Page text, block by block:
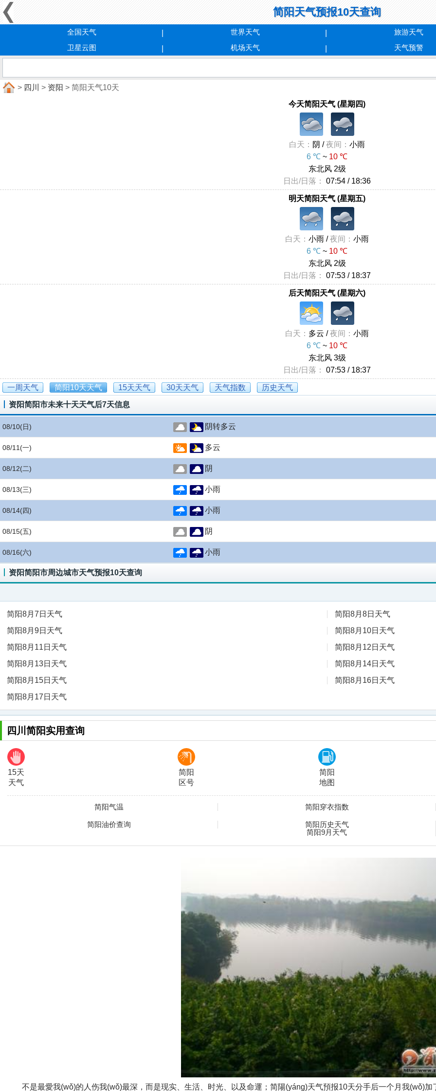
简阳天气预报10天查询
全国天气 世界天气 旅游天气
卫星云图
机场天气 天气预警
> 四川 > 资阳 > 简阳天气10天
今天简阳天气 (星期四)
白天： 阴 /夜间： 小雨
6 ℃ ~ 10 ℃
东北风 2级
日出/日落：
07:54 / 18:36
明天简阳天气 (星期五)
白天： 小雨 /夜间： 小雨
6 ℃ ~ 10 ℃
东北风 2级
日出/日落：
07:53 / 18:37
后天简阳天气 (星期六)
白天： 多云 /夜间： 小雨
6 ℃ ~ 10 ℃
东北风 3级
日出/日落：
07:53 / 18:37
一周天气 简阳10天天气 15天天气 30天天气 天气指数 历史天气
资阳简阳市未来十天天气后7天信息
08/10(日) 阴转多云
08/11 (一) 多云
08/12(二) 阴
08/13(三) 小雨
08/14(四) 小雨
08/15(五) 阴
08/16(六) 小雨
资阳简阳市周边城市天气预报10天查询
简阳8月7日天气
简阳8月8日天气
简阳8月9日天气
简阳8月10日天气
简阳8月11日天气
简阳8月12日天气
简阳8月13日天气
简阳8月14日天气
简阳8月15日天气
简阳8月16日天气
简阳8月17日天气
四川简阳实用查询
15天
天气
简阳
区号
简阳
地图
简阳气温 简阳穿衣指数
简阳油价查询 简阳历史天气
简阳9月天气
不是最愛我(wǒ)的人伤我(wǒ)最深，而是现实、生活、时光、以及命運；简陽(yáng)天气預报10天分手后一个月我(wǒ)